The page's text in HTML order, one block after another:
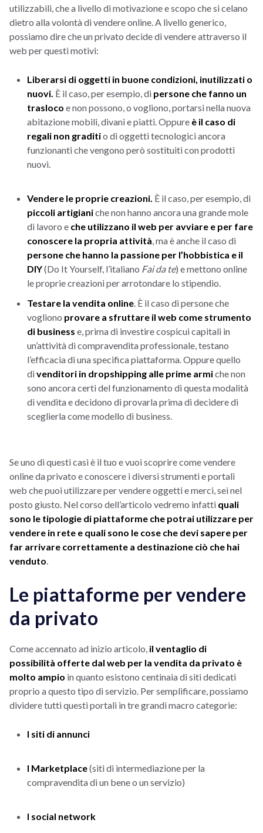
utilizzabili, che a livello di motivazione e scopo che si celano
dietro alla volontà di vendere online. A livello generico,
possiamo dire che un privato decide di vendere attraverso il
web per questi motivi:
Liberarsi di oggetti in buone condizioni, inutilizzati o
nuovi. È il caso, per esempio, di persone che fanno un
trasloco e non possono, o vogliono, portarsi nella nuova
abitazione mobili, divani e piatti. Oppure è il caso di
regali non graditio di oggetti tecnologici ancora
funzionanti che vengono però sostituiti con prodotti
nuovi.
Vendere le proprie creazioni. È il caso, per esempio, di
piccoli artigianiche non hanno ancora una grande mole
di lavoro e che utilizzano il web per avviare e per fare
conoscere la propria attività, ma è anche il caso di
persone che hanno la passione per l’hobbistica e il
DIY(Do It Yourself, l’italiano Fai da te) e mettono online
le proprie creazioni per arrotondare lo stipendio.
Testare la vendita online. È il caso di persone che
vogliono provare a sfruttare il web come strumento
di business e, prima di investire cospicui capitali in
un’attività di compravendita professionale, testano
l’efficacia di una specifica piattaforma. Oppure quello
divenditori in dropshipping alle prime armiche non
sono ancora certi del funzionamento di questa modalità
di vendita e decidono di provarla prima di decidere di
sceglierla come modello di business.
Se uno di questi casi è il tuo e vuoi scoprire come vendere
online da privato e conoscere i diversi strumenti e portali
web che puoi utilizzare per vendere oggetti e merci, sei nel
posto giusto. Nel corso dell’articolo vedremo infatti quali
sono le tipologie di piattaforme che potrai utilizzare per
vendere in rete e quali sono le cose che devi sapere per
far arrivare correttamente a destinazione ciò che hai
venduto.
Le piattaforme per vendere
da privato
Come accennato ad inizio articolo, il ventaglio di
possibilità offerte dal web per la vendita da privato è
molto ampio in quanto esistono centinaia di siti dedicati
proprio a questo tipo di servizio. Per semplificare, possiamo
dividere tutti questi portali in tre grandi macro categorie:
I siti di annunci
I Marketplace(siti di intermediazione per la
compravendita di un bene o un servizio)
I social network